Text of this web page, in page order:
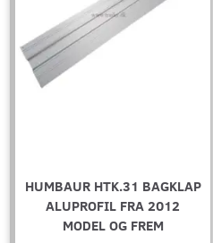
HUMBAUR HTK.31 BAGKLAP
ALUPROFIL FRA 2012
MODEL OG FREM